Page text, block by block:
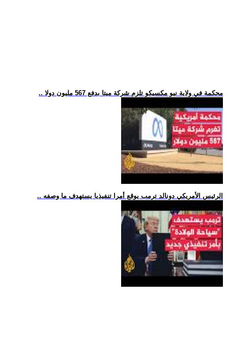
.. محكمة في ولاية نيو مكسيكو تلزم شركة ميتا بدفع 567 مليون دولا
.. الرئيس الأمريكي دونالد ترمب يوقع أمرا تنفيذيا يستهدف ما وصفه